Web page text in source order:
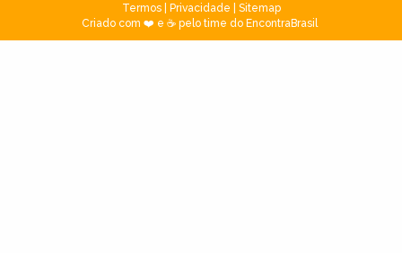
Termos| Privacidade
Sitemap
Criado com ❤️ e ☕ pelo time do EncontraBrasil